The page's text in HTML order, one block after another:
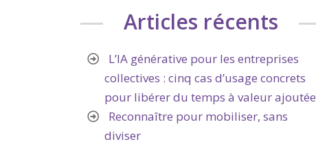
Articles récents
L’IA générative pour les entreprises
collectives : cinq cas d’usage concrets
pour libérer du temps à valeur ajoutée
Reconnaître pour mobiliser, sans
diviser